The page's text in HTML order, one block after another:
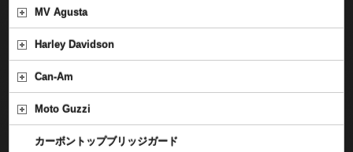
MV Agusta
Harley Davidson
Can-Am
Moto Guzzi
カーボントップブリッジガード